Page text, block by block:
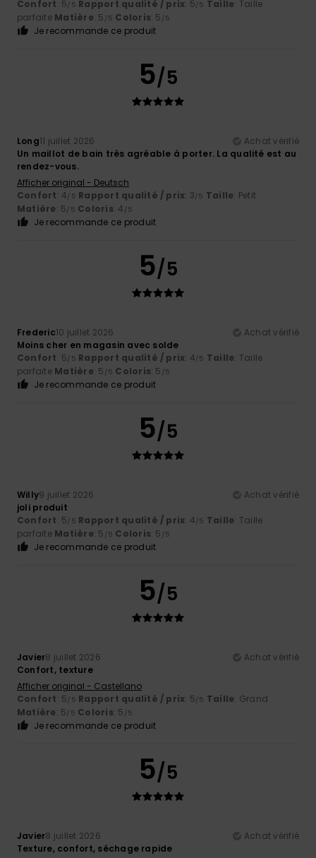
Confort: 5/5 Rapport qualité / prix: 5/5 Taille: Taille
parfaite Matière: 5 /5 Coloris: 5 /5
Je recommande ce produit
5/5
Long11 juillet 2026
Achat vérifié
Un maillot de bain très agréable à porter. La qualité est au
rendez-vous.
Afficher original - Deutsch
Confort: 4/5 Rapport qualité / prix: 3/5 Taille: Petit
Matière: 5/5 Coloris: 4 /5
Je recommande ce produit
5/5
Frederic10 juillet 2026
Achat vérifié
Moins cher en magasin avec solde
Confort: 5/5 Rapport qualité / prix: 4/5 Taille: Taille
parfaite Matière: 5 /5 Coloris: 5 /5
Je recommande ce produit
5/5
Willy9 juillet 2026
Achat vérifié
joli produit
Confort: 5/5 Rapport qualité / prix: 4/5 Taille: Taille
parfaite Matière: 5 /5 Coloris: 5 /5
Je recommande ce produit
5/5
Javier8 juillet 2026
Achat vérifié
Confort, texture
Afficher original - Castellano
Confort: 5/5 Rapport qualité / prix: 5/5 Taille: Grand
Matière: 5/5 Coloris: 5 /5
Je recommande ce produit
5/5
Javier8 juillet 2026
Achat vérifié
Texture, confort, séchage rapide